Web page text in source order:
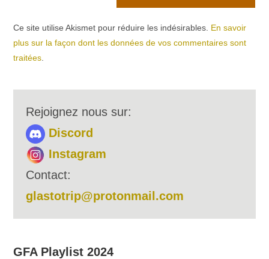
Ce site utilise Akismet pour réduire les indésirables. En savoir
plus sur la façon dont les données de vos commentaires sont
traitées.
Rejoignez nous sur:
Discord
Instagram
Contact:
glastotrip@protonmail.com
GFA Playlist 2024